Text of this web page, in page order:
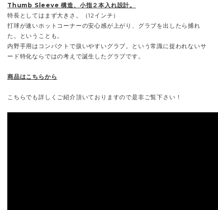
Thumb Sleeve 構造、小指２本入れ設計。
特長としてはまず大きさ。（12インチ）
打球が速いホットコーナーの安心感が上がり、グラブを出したら捕れ
た。ということも。
内野手用はコンパクトで扱いやすいグラブ。という常識に捉われないサ
ード特化ならではの考えで誕生したグラブです。
商品はこちらから
こちらでも詳しくご紹介頂いておりますので是非ご覧下さい！